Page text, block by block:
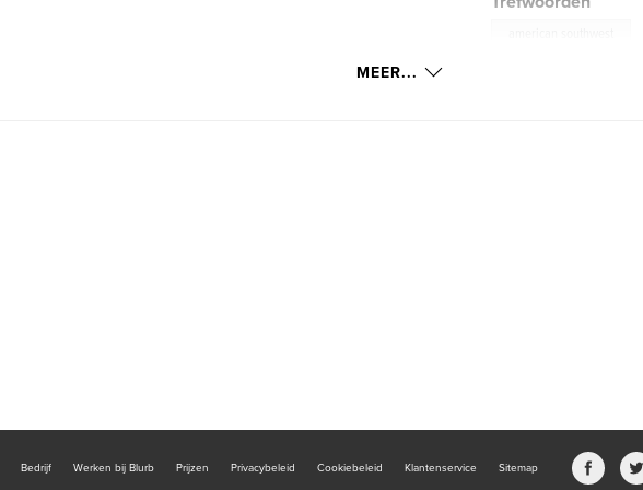
MEER...
Bedrijf Werken bij Blurb Prijzen Privacybeleid Cookiebeleid Klantenservice Sitemap